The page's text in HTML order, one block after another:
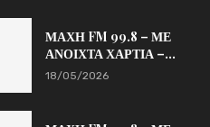
ΜΑΧΗ FM 99.8 – ΜΕ
ΑΝΟΙΧΤΑ ΧΑΡΤΙΑ –...
18/05/2026